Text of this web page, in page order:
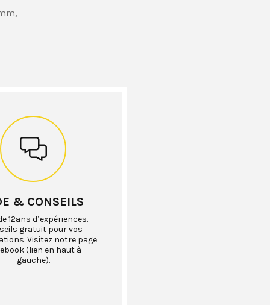
& CONSEILS
12ans d’expériences.
gratuit pour vos
Visitez notre page
(lien en haut à
gauche).